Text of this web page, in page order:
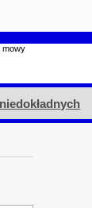
mowy
niedokładnych